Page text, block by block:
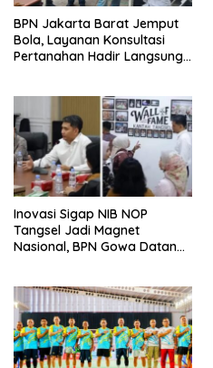
BPN Jakarta Barat Jemput
Bola, Layanan Konsultasi
Pertanahan Hadir Langsung
Inovasi Sigap NIB NOP
Tangsel Jadi Magnet
Nasional, BPN Gowa Datang